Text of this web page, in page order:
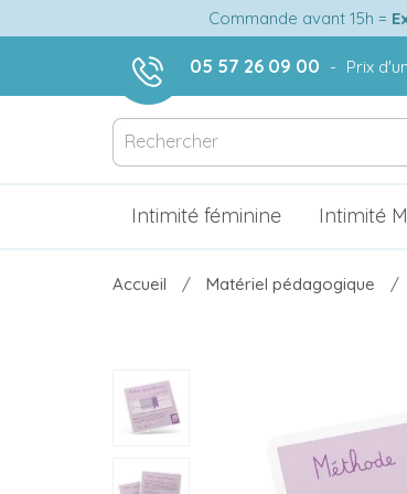
Commande avant 15h =
05 57 26 09 00 - Prix
Intimité féminine Intimité
Accueil Matériel pédagogique